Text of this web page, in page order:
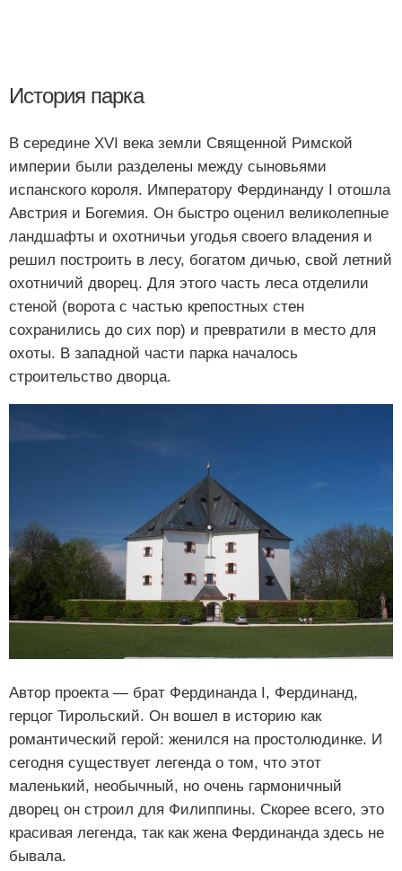
История парка
В середине XVI века земли Священной Римской
империи были разделены между сыновьями
испанского короля. Императору Фердинанду I отошла
Австрия и Богемия. Он быстро оценил великолепные
ландшафты и охотничьи угодья своего владения и
решил построить в лесу, богатом дичью, свой летний
охотничий дворец. Для этого часть леса отделили
стеной (ворота с частью крепостных стен
сохранились до сих пор) и превратили в место для
охоты. В западной части парка началось
строительство дворца.
Автор проекта — брат Фердинанда I, Фердинанд,
герцог Тирольский. Он вошел в историю как
романтический герой: женился на простолюдинке. И
сегодня существует легенда о том, что этот
маленький, необычный, но очень гармоничный
дворец он строил для Филиппины. Скорее всего, это
красивая легенда, так как жена Фердинанда здесь не
бывала.